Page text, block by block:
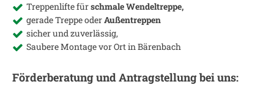
Treppenlifte fürschmale Wendeltreppe,
gerade Treppe oderAußentreppen
sicher und zuverlässig,
Saubere Montage vor Ort inBärenbach
Förderberatung und Antragstellung bei uns: